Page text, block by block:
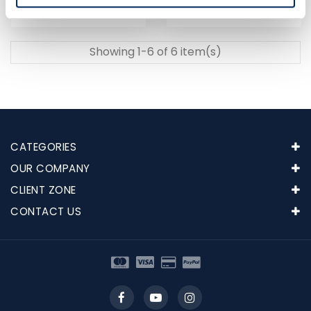
€66.68Price €380.00Price
Showing 1-6 of 6 item(s)
CATEGORIES
OUR COMPANY
CLIENT ZONE
CONTACT US